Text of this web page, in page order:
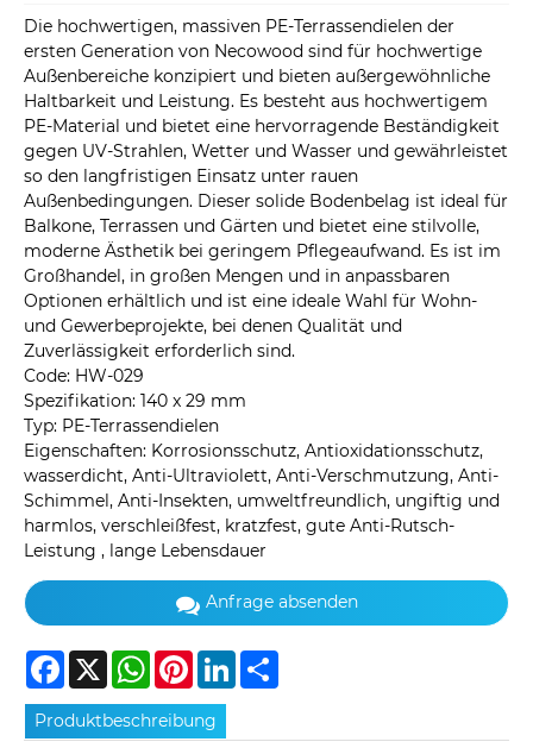
Die hochwertigen, massiven PE-Terrassendielen der
ersten Generation von Necowood sind für hochwertige
Außenbereiche konzipiert und bieten außergewöhnliche
Haltbarkeit und Leistung. Es besteht aus hochwertigem
PE-Material und bietet eine hervorragende Beständigkeit
gegen UV-Strahlen, Wetter und Wasser und gewährleistet
so den langfristigen Einsatz unter rauen
Außenbedingungen. Dieser solide Bodenbelag ist ideal für
Balkone, Terrassen und Gärten und bietet eine stilvolle,
moderne Ästhetik bei geringem Pflegeaufwand. Es ist im
Großhandel, in großen Mengen und in anpassbaren
Optionen erhältlich und ist eine ideale Wahl für Wohn-
und Gewerbeprojekte, bei denen Qualität und
Zuverlässigkeit erforderlich sind.
Code: HW-029
Spezifikation: 140 x 29 mm
Typ: PE-Terrassendielen
Eigenschaften: Korrosionsschutz, Antioxidationsschutz,
wasserdicht, Anti-Ultraviolett, Anti-Verschmutzung, Anti-
Schimmel, Anti-Insekten, umweltfreundlich, ungiftig und
harmlos, verschleißfest, kratzfest, gute Anti-Rutsch-
Leistung , lange Lebensdauer
Anfrage absenden
Facebook
X WhatsAppPinterestLinkedIn
Produktbeschreibung